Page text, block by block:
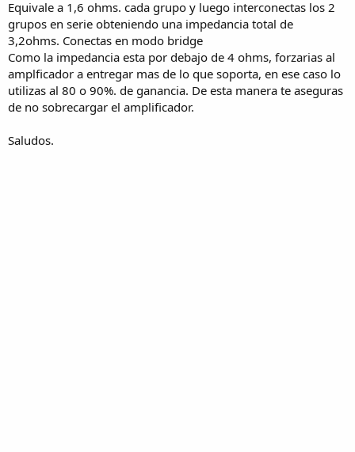
Equivale a 1,6 ohms. cada grupo y luego interconectas los 2
grupos en serie obteniendo una impedancia total de
3,2ohms. Conectas en modo bridge
Como la impedancia esta por debajo de 4 ohms, forzarias al
amplficador a entregar mas de lo que soporta, en ese caso lo
utilizas al 80 o 90%. de ganancia. De esta manera te aseguras
de no sobrecargar el amplificador.
Saludos.